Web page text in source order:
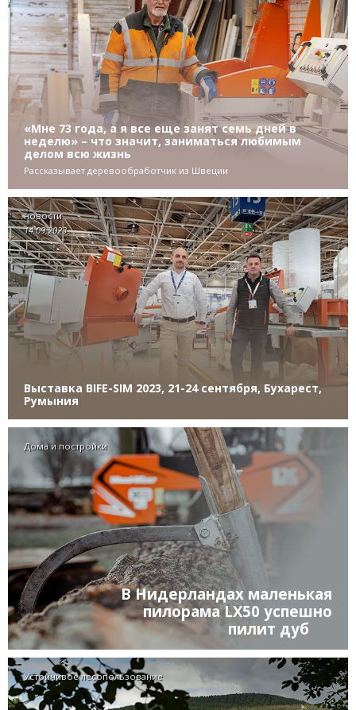
«Мне 73 года, а я все еще занят семь дней в
неделю» – что значит, заниматься любимым
делом всю жизнь
Рассказывает деревообработчик из Швеции
новости
14.09.2023
Выставка BIFE-SIM 2023, 21-24 сентября, Бухарест,
Румыния
Дома и постройки
В Нидерландах маленькая
пилорама LX50 успешно
пилит дуб
Устойчивое лесопользование